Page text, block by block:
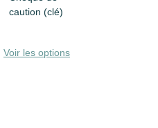
caution (clé)
Voir les options